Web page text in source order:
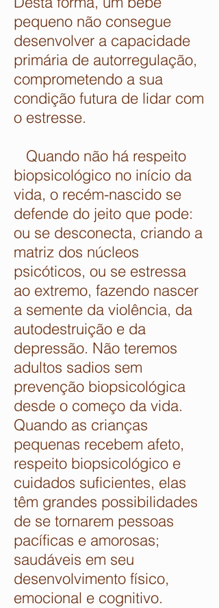
pequeno não consegue
desenvolver a capacidade
primária de autorregulação,
comprometendo a sua
condição futura de lidar com
o estresse.
Quando não há respeito
biopsicológico no início da
vida, o recém-nascido se
defende do jeito que pode:
ou se desconecta, criando a
matriz dos núcleos
psicóticos, ou se estressa
ao extremo, fazendo nascer
a semente da violência, da
autodestruição e da
depressão. Não teremos
adultos sadios sem
prevenção biopsicológica
desde o começo da vida.
Quando as crianças
pequenas recebem afeto,
respeito biopsicológico e
cuidados suficientes, elas
têm grandes possibilidades
de se tornarem pessoas
pacíficas e amorosas;
saudáveis em seu
desenvolvimento físico,
emocional e cognitivo.